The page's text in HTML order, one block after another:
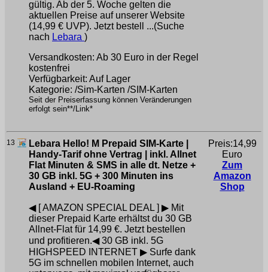
gültig. Ab der 5. Woche gelten die
aktuellen Preise auf unserer Website
(14,99 € UVP). Jetzt bestell ...(Suche
nach Lebara )
Versandkosten: Ab 30 Euro in der Regel
kostenfrei
Verfügbarkeit: Auf Lager
Kategorie: /Sim-Karten /SIM-Karten
Seit der Preiserfassung können Veränderungen
erfolgt sein**/Link*
13
Lebara Hello! M Prepaid SIM-Karte |
Handy-Tarif ohne Vertrag | inkl. Allnet
Flat Minuten & SMS in alle dt. Netze +
30 GB inkl. 5G + 300 Minuten ins
Ausland + EU-Roaming
◀ [ AMAZON SPECIAL DEAL ] ▶ Mit
dieser Prepaid Karte erhältst du 30 GB
Allnet-Flat für 14,99 €. Jetzt bestellen
und profitieren.◀ 30 GB inkl. 5G
HIGHSPEED INTERNET ▶ Surfe dank
5G im schnellen mobilen Internet, auch
Preis:14,99
Euro
Zum
Amazon
Shop